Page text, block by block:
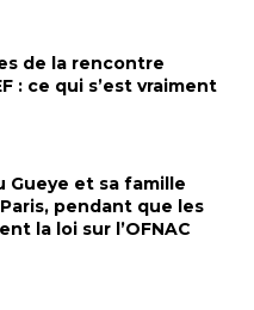
de la rencontre
: ce qui s’est vraiment
Gueye et sa famille
pendant que les
la loi sur l’OFNAC